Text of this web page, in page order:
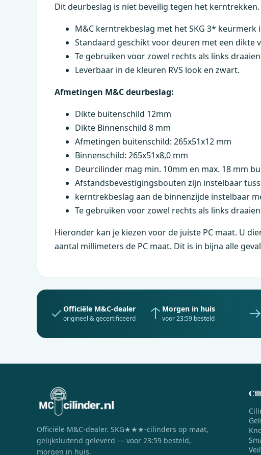
Dit deurbeslag is niet beveilig tegen het kerntrekken.
M&C kerntrekbeslag met het SKG 3* keurmerk
Standaard geschikt voor deuren met een dikte
Te gebruiken voor zowel rechts als links
Leverbaar in de kleuren RVS look en zwart.
Afmetingen M&Cdeurbeslag:
Dikte buitenschild 12mm
Dikte Binnenschild 8 mm
Afmetingen buitenschild: 265x51x12 mm
Binnenschild: 265x51x8,0 mm
Deurcilinder mag min. 10mm en max. 18 mm
Afstandsbevestigingsbouten zijn instelbaar
kerntrekbeslag aan de binnenzijde instelbaar
Te gebruiken voor zowel rechts als links
Hieronder kan je kiezen voor de juiste PC maat. U
aantal millimeters de PC maat. Dit is in bijna alle
Officiële M&C-dealer
origineel & gecertificeerd
Morgen in huis
voor 23:59 besteld
Officiële M&C-dealer. SKG★★★-cilinders op maat,
gelijksluitend geleverd — voor 23:59 besteld,
morgen in huis.